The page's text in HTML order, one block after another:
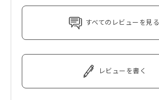
すべてのレビューを見る
レビューを書く